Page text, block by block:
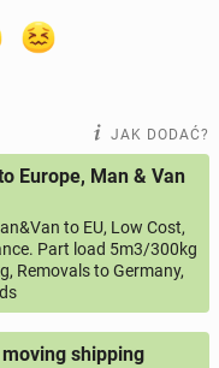
JAK DODAĆ?
Europe, Man & Van
to EU, Low Cost,
Part load 5m3/300kg
Removals to Germany,
shipping